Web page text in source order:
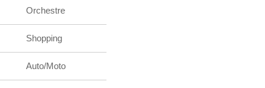
Orchestre
Shopping
Auto/Moto